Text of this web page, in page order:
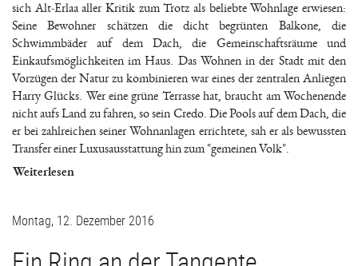
sich Alt-Erlaa aller Kritik zum Trotz als beliebte Wohnlage erwiesen:
Seine Bewohner schätzen die dicht begrünten Balkone, die
Schwimmbäder auf dem Dach, die Gemeinschaftsräume und
Einkaufsmöglichkeiten im Haus. Das Wohnen in der Stadt mit den
Vorzügen der Natur zu kombinieren war eines der zentralen Anliegen
Harry Glücks. Wer eine grüne Terrasse hat, braucht am Wochenende
nicht aufs Land zu fahren, so sein Credo. Die Pools auf dem Dach, die
er bei zahlreichen seiner Wohnanlagen errichtete, sah er als bewussten
Transfer einer Luxusausstattung hin zum "gemeinen Volk".
Weiterlesen
Montag, 12. Dezember 2016